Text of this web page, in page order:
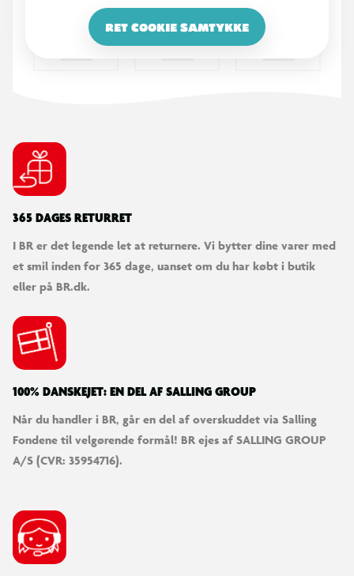
RET COOKIE SAMTYKKE
365 DAGES RETURRET
I BR er det legende let at returnere. Vi bytter dine varer med
et smil inden for 365 dage, uanset om du har købt i butik
eller på BR.dk.
100% DANSKEJET: EN DEL AF SALLING GROUP
Når du handler i BR, går en del af overskuddet via Salling
Fondene til velgørende formål! BR ejes af SALLING GROUP
A/S (CVR: 35954716).